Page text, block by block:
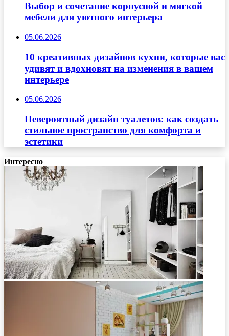
Выбор и сочетание корпусной и мягкой
мебели для уютного интерьера
05.06.2026
10 креативных дизайнов кухни, которые вас
удивят и вдохновят на изменения в вашем
интерьере
05.06.2026
Невероятный дизайн туалетов: как создать
стильное пространство для комфорта и
эстетики
Интересно